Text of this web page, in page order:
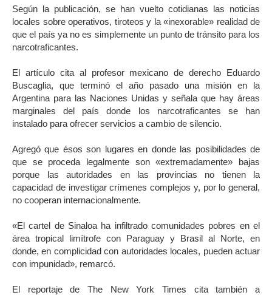
Según la publicación, se han vuelto cotidianas las noticias
locales sobre operativos, tiroteos y la «inexorable» realidad de
que el país ya no es simplemente un punto de tránsito para los
narcotraficantes.
El artículo cita al profesor mexicano de derecho Eduardo
Buscaglia, que terminó el año pasado una misión en la
Argentina para las Naciones Unidas y señala que hay áreas
marginales del país donde los narcotraficantes se han
instalado para ofrecer servicios a cambio de silencio.
Agregó que ésos son lugares en donde las posibilidades de
que se proceda legalmente son «extremadamente» bajas
porque las autoridades en las provincias no tienen la
capacidad de investigar crímenes complejos y, por lo general,
no cooperan internacionalmente.
«El cartel de Sinaloa ha infiltrado comunidades pobres en el
área tropical limítrofe con Paraguay y Brasil al Norte, en
donde, en complicidad con autoridades locales, pueden actuar
con impunidad», remarcó.
El reportaje de The New York Times cita también a